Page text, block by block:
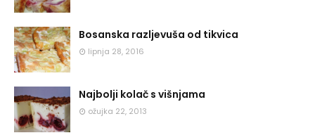
Bosanska razljevuša od tikvica
lipnja 28, 2016
Najbolji kolač s višnjama
ožujka 22, 2013